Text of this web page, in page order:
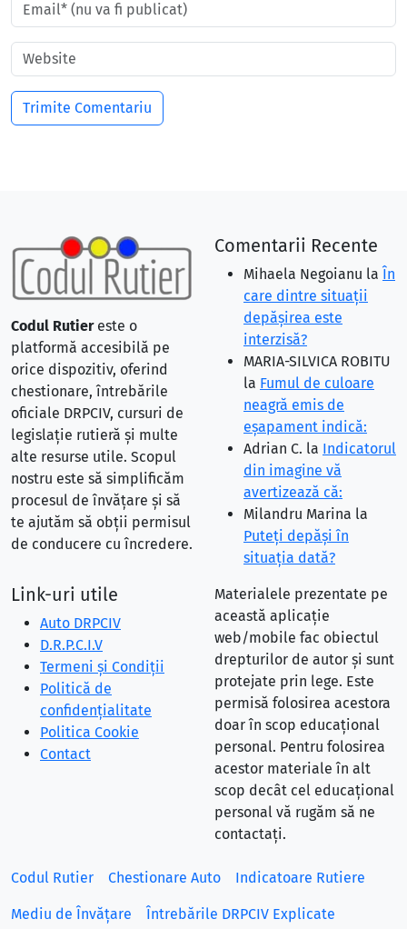
Codul Rutiereste o
platformă accesibilă pe
orice dispozitiv, oferind
chestionare, întrebările
oficiale DRPCIV, cursuri de
legislație rutieră și multe
alte resurse utile. Scopul
nostru este să simplificăm
procesul de învățare și să
te ajutăm să obții permisul
de conducere cu încredere.
Comentarii Recente
Mihaela Negoianu la În
care dintre situaţii
depăşirea este
interzisă?
MARIA-SILVICA ROBITU
la Fumul de culoare
neagră emis de
eşapament indică:
Adrian C. la Indicatorul
din imagine vă
avertizează că:
Milandru Marina la
Puteţi depăşi în
situaţia dată?
Link-uri utile
Auto DRPCIV
D.R.P.C.I.V
Termeni și Condiții
Politică de
confidențialitate
Politica Cookie
Contact
Materialele prezentate pe
această aplicație
web/mobile fac obiectul
drepturilor de autor și sunt
protejate prin lege. Este
permisă folosirea acestora
doar în scop educațional
personal. Pentru folosirea
acestor materiale în alt
scop decât cel educațional
personal vă rugăm să ne
contactați.
Codul Rutier Chestionare Auto Indicatoare Rutiere
Mediu de Învățare Întrebările DRPCIV Explicate